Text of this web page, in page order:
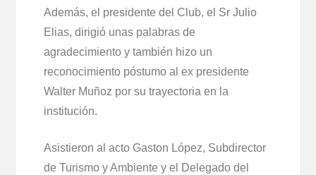
Además, el presidente del Club, el Sr Julio
Elias, dirigió unas palabras de
agradecimiento y también hizo un
reconocimiento póstumo al ex presidente
Walter Muñoz por su trayectoria en la
institución.
Asistieron al acto Gaston López, Subdirector
de Turismo y Ambiente y el Delegado del